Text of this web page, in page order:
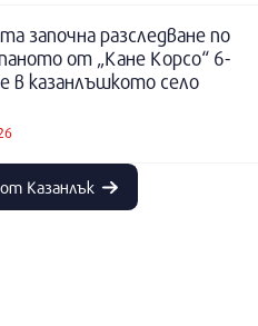
започна разследване по
от „Кане Корсо“ 6-
в казанлъшкото село
Казанлък